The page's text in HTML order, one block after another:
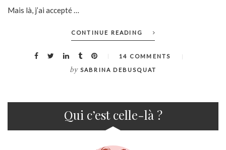
Mais là, j’ai accepté …
CONTINUE READING
14 COMMENTS
by SABRINA DEBUSQUAT
Qui c’est celle-là ?